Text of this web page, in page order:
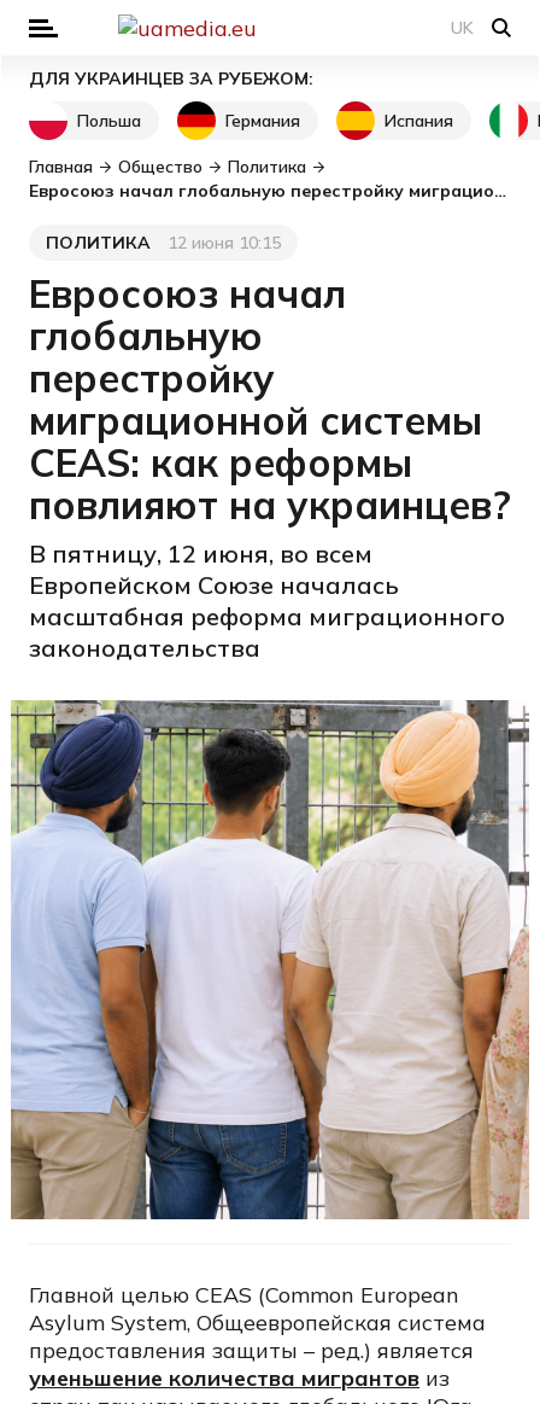
UK
ДЛЯ УКРАИНЦЕВ ЗА РУБЕЖОМ:
Польша
Германия Испания
Главная Общество
Политика
Евросоюз начал глобальную перестройку миграционной системы CEAS: как реформы повлияют на украинцев?
Категория
ПОЛИТИКА
Дата публикации
12 июня 10:15
Евросоюз начал
глобальную
перестройку
миграционной системы
CEAS: как реформы
повлияют на украинцев?
В пятницу, 12 июня, во всем
Европейском Союзе началась
масштабная реформа миграционного
законодательства
Главной целью CEAS (Common European
Asylum System, Общеевропейская система
предоставления защиты – ред.) является
уменьшение количества мигрантов из